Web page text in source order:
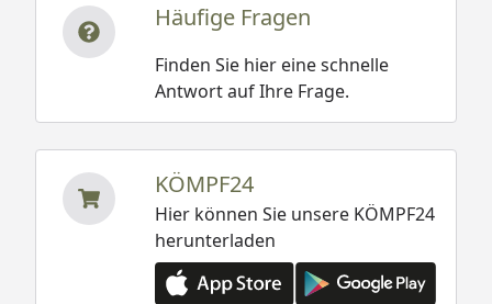
Häufige Fragen
Finden Sie hier eine schnelle
Antwort auf Ihre Frage.
KÖMPF24
Hier können Sie unsere KÖMPF24
herunterladen